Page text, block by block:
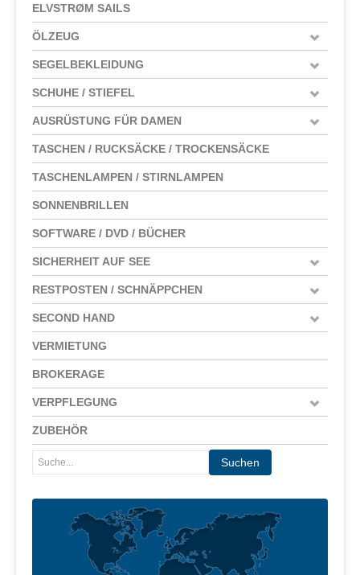
ELVSTRØM SAILS
ÖLZEUG
SEGELBEKLEIDUNG
SCHUHE / STIEFEL
AUSRÜSTUNG FÜR DAMEN
TASCHEN / RUCKSÄCKE / TROCKENSÄCKE
TASCHENLAMPEN / STIRNLAMPEN
SONNENBRILLEN
SOFTWARE / DVD / BÜCHER
SICHERHEIT AUF SEE
RESTPOSTEN / SCHNÄPPCHEN
SECOND HAND
VERMIETUNG
BROKERAGE
VERPFLEGUNG
ZUBEHÖR